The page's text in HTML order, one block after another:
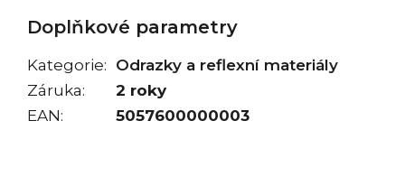
Doplňkové parametry
Kategorie: Odrazky a reflexní materiály
Záruka:
2 roky
EAN: 5057600000003